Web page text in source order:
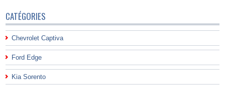
CATÉGORIES
Chevrolet Captiva
Ford Edge
Kia Sorento